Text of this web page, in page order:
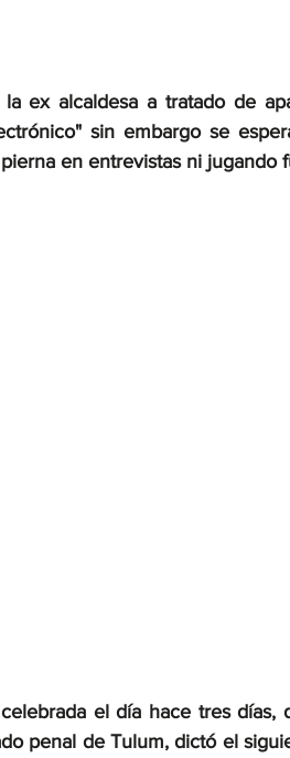
la ex alcaldesa a tratado de
sin embargo se
en entrevistas ni
el día hace tres
penal de Tulum, dictó el